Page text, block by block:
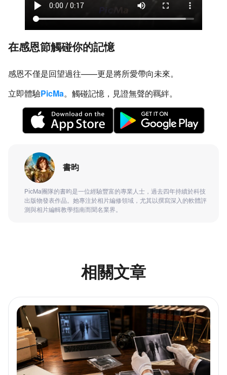
在感恩節觸碰你的記憶
感恩不僅是回望過往——更是將所愛帶向未來。
立即體驗PicMa。觸碰記憶，見證無聲的羈絆。
書昀
PicMa團隊的書昀是一位經驗豐富的專業人士，過去四年持續於科技
出版物發表作品。她專注於相片編修領域，尤其以撰寫深入的軟體評
測與相片編輯教學指南而聞名業界。
相關文章